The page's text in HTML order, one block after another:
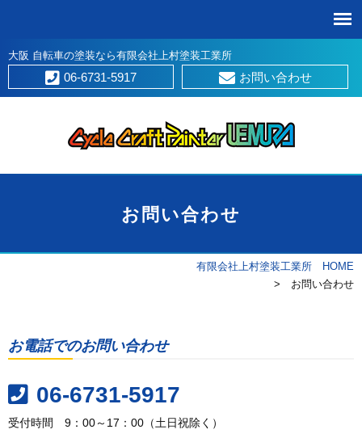
大阪 自転車の塗装なら有限会社上村塗装工業所
06-6731-5917 お問い合わせ
お問い合わせ
有限会社上村塗装工業所 HOME
> お問い合わせ
お電話でのお問い合わせ
06-6731-5917
受付時間 9：00～17：00（土日祝除く）